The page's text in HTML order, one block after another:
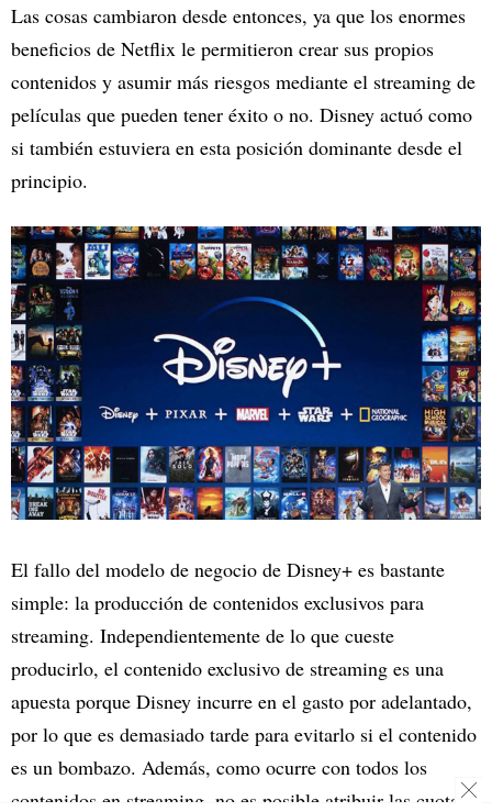
Las cosas cambiaron desde entonces, ya que los enormes
beneficios de Netflix le permitieron crear sus propios
contenidos y asumir más riesgos mediante el streaming de
películas que pueden tener éxito o no. Disney actuó como
si también estuviera en esta posición dominante desde el
principio.
El fallo del modelo de negocio de Disney+ es bastante
simple: la producción de contenidos exclusivos para
streaming. Independientemente de lo que cueste
producirlo, el contenido exclusivo de streaming es una
apuesta porque Disney incurre en el gasto por adelantado,
por lo que es demasiado tarde para evitarlo si el contenido
es un bombazo. Además, como ocurre con todos los
contenidos en streaming, no es posible atribuir las cuotas